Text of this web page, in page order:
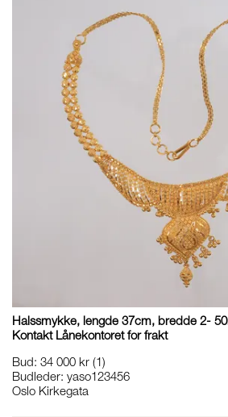
Halssmykke, lengde 37cm, bredde 2-
Kontakt Lånekontoret for frakt
Bud: 34 000 kr (1)
Budleder: yaso123456
Oslo Kirkegata